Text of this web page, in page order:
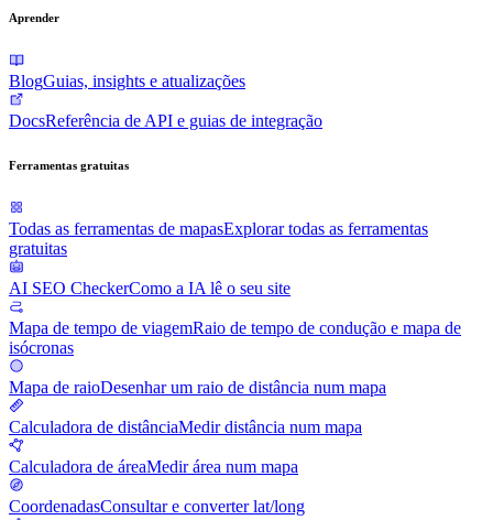
Aprender
BlogGuias, insights e atualizações
DocsReferência de API e guias de integração
Ferramentas gratuitas
Todas as ferramentas de mapasExplorar todas as ferramentas
gratuitas
AI SEO CheckerComo a IA lê o seu site
Mapa de tempo de viagemRaio de tempo de condução e mapa de
isócronas
Mapa de raioDesenhar um raio de distância num mapa
Calculadora de distânciaMedir distância num mapa
Calculadora de áreaMedir área num mapa
CoordenadasConsultar e converter lat/long